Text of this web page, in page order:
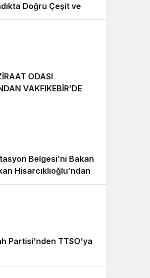
Doğru Çeşit ve
ODASI
VAKFIKEBİR’DE
GÜNÜ ETKİNLİĞİNE
Belgesi’ni Bakan
Hisarcıklıoğlu’ndan
Partisi’nden TTSO’ya